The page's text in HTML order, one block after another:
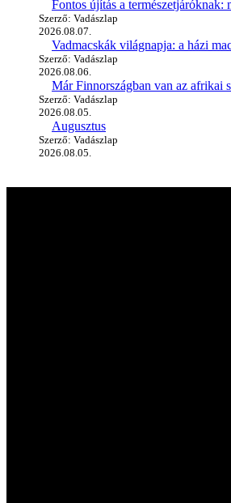
Fontos újítás a
Szerző: Vadászlap
2026.08.07.
Vadmacskák világnapja: a házi
Szerző: Vadászlap
2026.08.06.
Már Finnországban van az afrikai
Szerző: Vadászlap
2026.08.05.
Augusztus
Szerző: Vadászlap
2026.08.05.